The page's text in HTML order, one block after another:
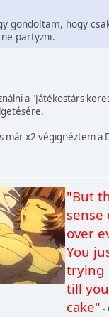
gondoltam, hogy
partyzni.
a "Játékostárs
már x2 végignéztem
"But
sense
over
You
trying
till
cake" -